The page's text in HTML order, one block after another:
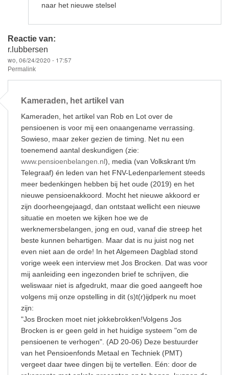
naar het nieuwe stelsel
Reactie van:
r.lubbersen
wo, 06/24/2020 - 17:57
Permalink
Kameraden, het artikel van
Kameraden, het artikel van Rob en Lot over de
pensioenen is voor mij een onaangename verrassing.
Sowieso, maar zeker gezien de timing. Net nu een
toenemend aantal deskundigen (zie:
www.pensioenbelangen.nl), media (van Volkskrant t/m
Telegraaf) én leden van het FNV-Ledenparlement steeds
meer bedenkingen hebben bij het oude (2019) en het
nieuwe pensioenakkoord. Mocht het nieuwe akkoord er
zijn doorheengejaagd, dan ontstaat wellicht een nieuwe
situatie en moeten we kijken hoe we de
werknemersbelangen, jong en oud, vanaf die streep het
beste kunnen behartigen. Maar dat is nu juist nog net
even niet aan de orde! In het Algemeen Dagblad stond
vorige week een interview met Jos Brocken. Dat was voor
mij aanleiding een ingezonden brief te schrijven, die
weliswaar niet is afgedrukt, maar die goed aangeeft hoe
volgens mij onze opstelling in dit (s)t(r)ijdperk nu moet
zijn:
"Jos Brocken moet niet jokkebrokken!Volgens Jos
Brocken is er geen geld in het huidige systeem "om de
pensioenen te verhogen". (AD 20-06) Deze bestuurder
van het Pensioenfonds Metaal en Techniek (PMT)
vergeet daar twee dingen bij te vertellen. Eén: door de